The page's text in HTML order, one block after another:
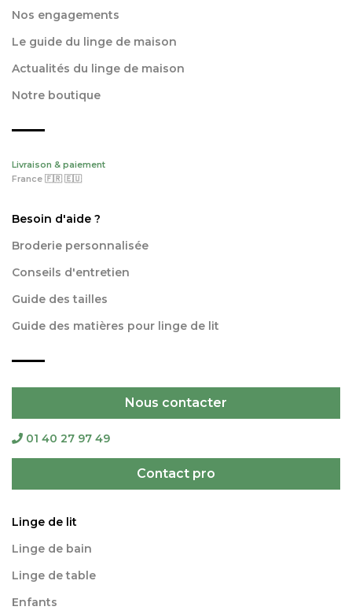
Nos engagements
Le guide du linge de maison
Actualités du linge de maison
Notre boutique
Livraison & paiement
France 🇫🇷 🇪🇺
Besoin d'aide ?
Broderie personnalisée
Conseils d'entretien
Guide des tailles
Guide des matières pour linge de lit
Nous contacter
01 40 27 97 49
Contact pro
Linge de lit
Linge de bain
Linge de table
Enfants